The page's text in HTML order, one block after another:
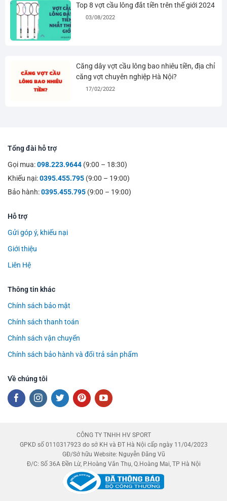
Top 8 vợt cầu lông đắt tiền trên thế giới 2024
03/08/2022
Căng dây vợt cầu lông bao nhiêu tiền, địa chỉ
căng vợt chuyên nghiệp Hà Nội?
17/02/2022
Tổng đài hỗ trợ
Gọi mua:098.223.9644 (9:00 – 18:30)
Khiếu nại:0395.455.795 (9:00 – 19:00)
Bảo hành:0395.455.795 (9:00 – 19:00)
Hỗ trợ
Gửi góp ý, khiếu nại
Giới thiệu
Liên Hệ
Thông tin khác
Chính sách bảo mật
Chính sách thanh toán
Chính sách vận chuyển
Chính sách bảo hành và đổi trả sản phẩm
Về chúng tôi
CÔNG TY TNHH HV SPORT
GPKD số 0110317923 do sở KH và ĐT Hà Nội cấp ngày 11/04/2023
GĐ/Sở hữu Website: Nguyễn Đăng Vũ
Đ/C: Số 36A Đền Lừ, P.Hoàng Văn Thụ, Q.Hoàng Mai, TP Hà Nội